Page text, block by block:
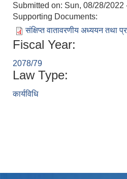
Submitted on: Sun, 08/28/2022
Supporting Documents:
संक्षिप्त वातावरणीय अध्ययन तथा
Fiscal Year:
2078/79
Law Type:
कार्यविधि